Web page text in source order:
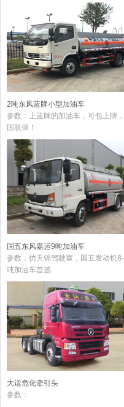
2吨东风蓝牌小型加油车
参数：上蓝牌的加油车，可包上牌
国联保！
国五东风嘉运9吨加油车
参数：仿天锦驾驶室，国五发动机
吨加油车首选
大运危化牵引头
参数：